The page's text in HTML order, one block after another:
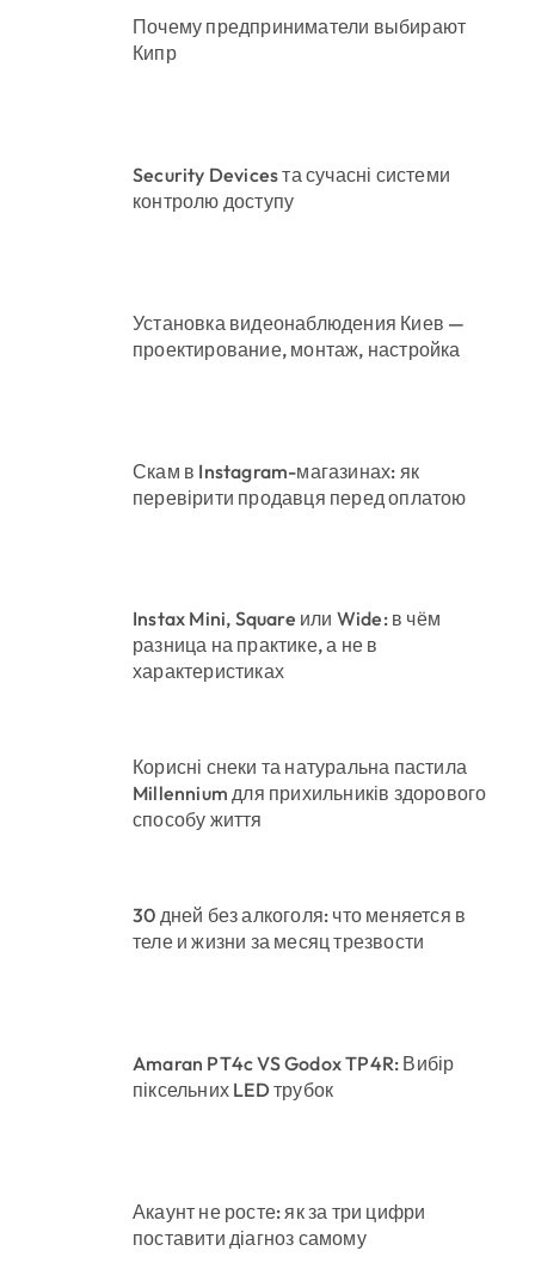
Почему предприниматели выбирают
Кипр
Security Devices та сучасні системи
контролю доступу
Установка видеонаблюдения Киев —
проектирование, монтаж, настройка
Скам в Instagram-магазинах: як
перевірити продавця перед оплатою
Instax Mini, Square или Wide: в чём
разница на практике, а не в
характеристиках
Корисні снеки та натуральна пастила
Millennium для прихильників здорового
способу життя
30 дней без алкоголя: что меняется в
теле и жизни за месяц трезвости
Amaran PT4c VS Godox TP4R: Вибір
піксельних LED трубок
Акаунт не росте: як за три цифри
поставити діагноз самому